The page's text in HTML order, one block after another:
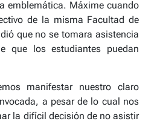
emblemática. Máxime cuando
de la misma Facultad de
que no se tomara asistencia
los estudiantes puedan
manifestar nuestro claro
a pesar de lo cual nos
la difícil decisión de no asistir